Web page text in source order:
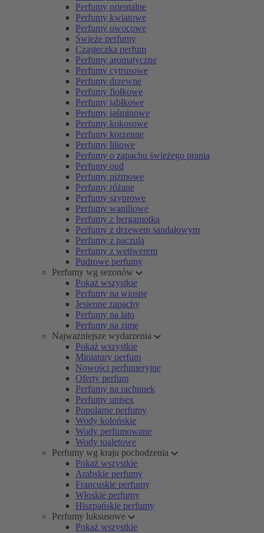
Perfumy orientalne
Perfumy kwiatowe
Perfumy owocowe
Świeże perfumy
Cząsteczka perfum
Perfumy aromatyczne
Perfumy cytrusowe
Perfumy drzewne
Perfumy fiołkowe
Perfumy jabłkowe
Perfumy jaśminowe
Perfumy kokosowe
Perfumy korzenne
Perfumy liliowe
Perfumy o zapachu świeżego prania
Perfumy oud
Perfumy piżmowe
Perfumy różane
Perfumy szyprowe
Perfumy waniliowe
Perfumy z bergamotką
Perfumy z drzewem sandałowym
Perfumy z paczulą
Perfumy z wetiwerem
Pudrowe perfumy
Perfumy wg sezonów
Pokaż wszystkie
Perfumy na wiosnę
Jesienne zapachy
Perfumy na lato
Perfumy na zimę
Najważniejsze wydarzenia
Pokaż wszystkie
Miniatury perfum
Nowości perfumeryjne
Oferty perfum
Perfumy na rachunek
Perfumy unisex
Popularne perfumy
Wody kolońskie
Wody perfumowane
Wody toaletowe
Perfumy wg kraju pochodzenia
Pokaż wszystkie
Arabskie perfumy
Francuskie perfumy
Włoskie perfumy
Hiszpańskie perfumy
Perfumy luksusowe
Pokaż wszystkie